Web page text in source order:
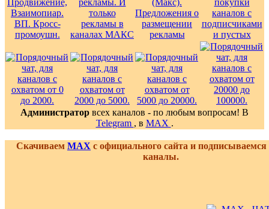
Администратор всех каналов - по любым вопросам! В
Telegram , в MAX .
Скачиваем MAX с официального сайта и
каналы.